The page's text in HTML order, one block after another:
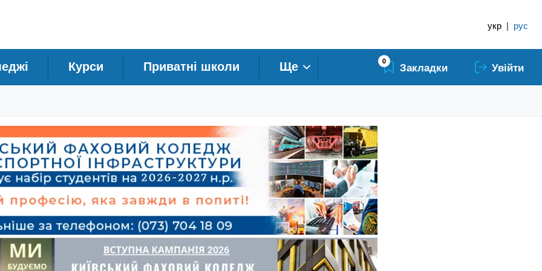
укр | рус
Курси Приватні школи Ще 0 Закладки Увійти